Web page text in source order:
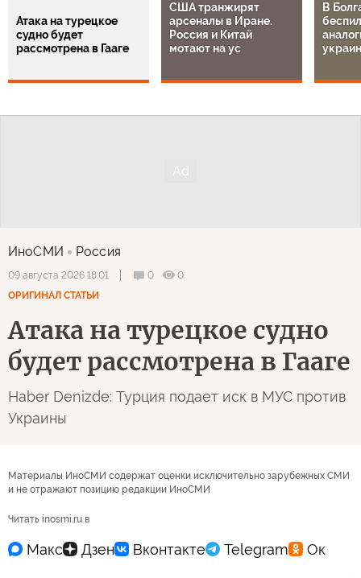
Атака на турецкое
судно будет
рассмотрена в Гааге
США транжирят
арсеналы в Иране.
Россия и Китай
мотают на ус
В
ИноСМИ Россия
09 августа 2026 18:01 0
0
ОРИГИНАЛ СТАТЬИ
Атака на турецкое судно
будет рассмотрена в Гааге
Haber Denizde: Турция подает иск в МУС против
Украины
Материалы ИноСМИ содержат оценки исключительно зарубежных СМИ
и не отражают позицию редакции ИноСМИ
Читать inosmi.ru в